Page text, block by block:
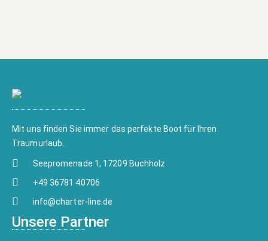
Mit uns finden Sie immer das perfekte Boot für Ihren
Traumurlaub.
Seepromenade 1, 17209 Buchholz
+49 36781 40706
info@charter-line.de
Unsere Partner